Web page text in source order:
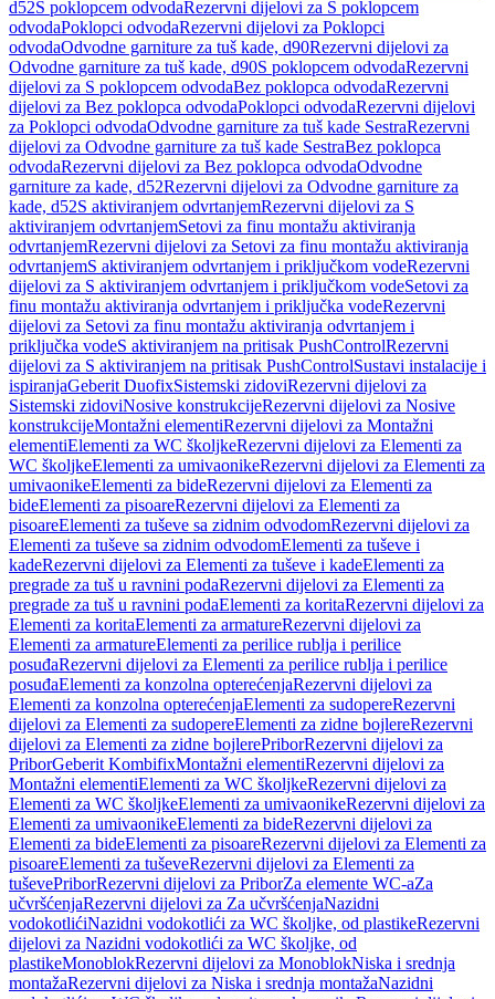
d52S poklopcem odvodaRezervni dijelovi za S poklopcem
odvodaPoklopci odvodaRezervni dijelovi za Poklopci
odvodaOdvodne garniture za tuš kade, d90Rezervni dijelovi za
Odvodne garniture za tuš kade, d90S poklopcem odvodaRezervni
dijelovi za S poklopcem odvodaBez poklopca odvodaRezervni
dijelovi za Bez poklopca odvodaPoklopci odvodaRezervni dijelovi
za Poklopci odvodaOdvodne garniture za tuš kade SestraRezervni
dijelovi za Odvodne garniture za tuš kade SestraBez poklopca
odvodaRezervni dijelovi za Bez poklopca odvodaOdvodne
garniture za kade, d52Rezervni dijelovi za Odvodne garniture za
kade, d52S aktiviranjem odvrtanjemRezervni dijelovi za S
aktiviranjem odvrtanjemSetovi za finu montažu aktiviranja
odvrtanjemRezervni dijelovi za Setovi za finu montažu aktiviranja
odvrtanjemS aktiviranjem odvrtanjem i priključkom vodeRezervni
dijelovi za S aktiviranjem odvrtanjem i priključkom vodeSetovi za
finu montažu aktiviranja odvrtanjem i priključka vodeRezervni
dijelovi za Setovi za finu montažu aktiviranja odvrtanjem i
priključka vodeS aktiviranjem na pritisak PushControlRezervni
dijelovi za S aktiviranjem na pritisak PushControlSustavi instalacije i
ispiranjaGeberit DuofixSistemski zidoviRezervni dijelovi za
Sistemski zidoviNosive konstrukcijeRezervni dijelovi za Nosive
konstrukcijeMontažni elementiRezervni dijelovi za Montažni
elementiElementi za WC školjkeRezervni dijelovi za Elementi za
WC školjkeElementi za umivaonikeRezervni dijelovi za Elementi za
umivaonikeElementi za bideRezervni dijelovi za Elementi za
bideElementi za pisoareRezervni dijelovi za Elementi za
pisoareElementi za tuševe sa zidnim odvodomRezervni dijelovi za
Elementi za tuševe sa zidnim odvodomElementi za tuševe i
kadeRezervni dijelovi za Elementi za tuševe i kadeElementi za
pregrade za tuš u ravnini podaRezervni dijelovi za Elementi za
pregrade za tuš u ravnini podaElementi za koritaRezervni dijelovi za
Elementi za koritaElementi za armatureRezervni dijelovi za
Elementi za armatureElementi za perilice rublja i perilice
posuđaRezervni dijelovi za Elementi za perilice rublja i perilice
posuđaElementi za konzolna opterećenjaRezervni dijelovi za
Elementi za konzolna opterećenjaElementi za sudopereRezervni
dijelovi za Elementi za sudopereElementi za zidne bojlereRezervni
dijelovi za Elementi za zidne bojlerePriborRezervni dijelovi za
PriborGeberit KombifixMontažni elementiRezervni dijelovi za
Montažni elementiElementi za WC školjkeRezervni dijelovi za
Elementi za WC školjkeElementi za umivaonikeRezervni dijelovi za
Elementi za umivaonikeElementi za bideRezervni dijelovi za
Elementi za bideElementi za pisoareRezervni dijelovi za Elementi za
pisoareElementi za tuševeRezervni dijelovi za Elementi za
tuševePriborRezervni dijelovi za PriborZa elemente WC-aZa
učvršćenjaRezervni dijelovi za Za učvršćenjaNazidni
vodokotlićiNazidni vodokotlići za WC školjke, od plastikeRezervni
dijelovi za Nazidni vodokotlići za WC školjke, od
plastikeMonoblokRezervni dijelovi za MonoblokNiska i srednja
montažaRezervni dijelovi za Niska i srednja montažaNazidni